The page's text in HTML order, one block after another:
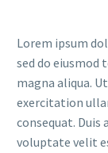
Lorem ipsum
sed do
magna aliqua.
exercitation
consequat.
voluptate velit